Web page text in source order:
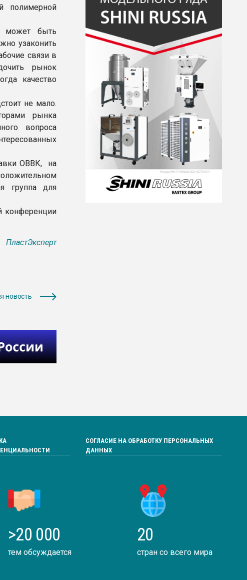
полимерной
может быть
узаконить
связи в
рынок
качество
не мало.
рынка
вопроса
ОВВК, на
группа для
конференции
ПластЭксперт
новость
СОГЛАСИЕ НА ОБРАБОТКУ ПЕРСОНАЛЬНЫХ
ДАННЫХ
>20 000
тем обсуждается
20
стран со всего мира